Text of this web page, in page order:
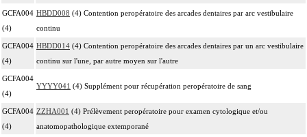
GCFA004
(4)
HBDD008 (4) Contention peropératoire des arcades dentaires par arc vestibulaire
continu
GCFA004
(4)
HBDD014 (4) Contention peropératoire des arcades dentaires par un arc vestibulaire
continu sur l'une, par autre moyen sur l'autre
GCFA004
(4)
YYYY041 (4) Supplément pour récupération peropératoire de sang
GCFA004
(4)
ZZHA001 (4) Prélèvement peropératoire pour examen cytologique et/ou
anatomopathologique extemporané